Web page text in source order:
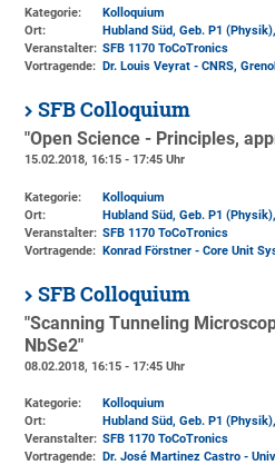
Kategorie:
Kolloquium
Ort:
Hubland Süd, Geb. P1 (Physik)
Veranstalter: SFB 1170 ToCoTronics
Vortragende:
Dr. Louis Veyrat - CNRS,
SFB Colloquium
"Open Science - Principles,
15.02.2018, 16:15 - 17:45 Uhr
Kategorie:
Kolloquium
Ort:
Hubland Süd, Geb. P1 (Physik)
Veranstalter: SFB 1170 ToCoTronics
Vortragende: Konrad Förstner - Core Unit
SFB Colloquium
"Scanning Tunneling
NbSe2"
08.02.2018, 16:15 - 17:45 Uhr
Kategorie:
Kolloquium
Ort:
Hubland Süd, Geb. P1 (Physik)
Veranstalter: SFB 1170 ToCoTronics
Vortragende:
Dr. José Martinez Castro -